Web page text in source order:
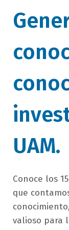
titulo
titulo
UAM.
campo
texto
bloque
texto
Conoce los
que
valioso para